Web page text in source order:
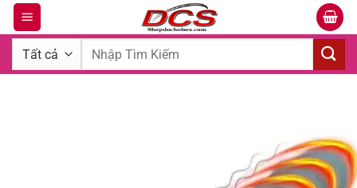
Bỏ
qua
dung
Tìm